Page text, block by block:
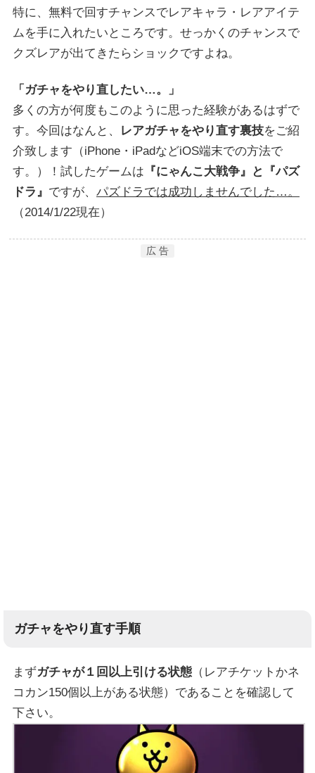
特に、無料で回すチャンスでレアキャラ・レアアイテ
ムを手に入れたいところです。せっかくのチャンスで
クズレアが出てきたらショックですよね。
「ガチャをやり直したい…。」
多くの方が何度もこのように思った経験があるはずで
す。今回はなんと、
レアガチャをやり直す裏技をご紹
介致します（iPhone・iPadなどiOS端末での方法で
す。）！試したゲームは 『にゃんこ大戦争』と『パズ
ドラ』 ですが、 パズドラでは成功しませんでした…。
（2014/1/22現在）
広 告
ガチャをやり直す手順
まずガチャが１回以上引ける状態 （レアチケットかネ
コカン150個以上がある状態）であることを確認して
下さい。